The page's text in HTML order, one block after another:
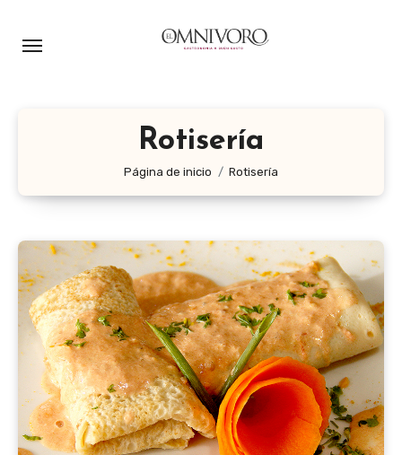
Rotisería
Página de inicio Rotisería